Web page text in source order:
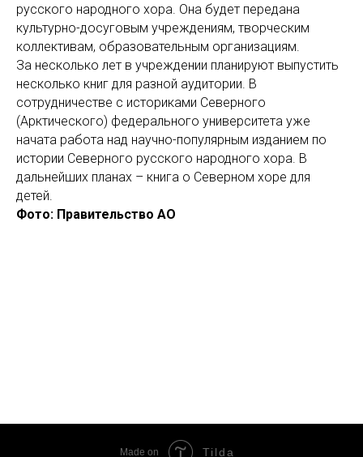
русского народного хора. Она будет передана
культурно-досуговым учреждениям, творческим
коллективам, образовательным организациям.
За несколько лет в учреждении планируют выпустить
несколько книг для разной аудитории. В
сотрудничестве с историками Северного
(Арктического) федерального университета уже
начата работа над научно-популярным изданием по
истории Северного русского народного хора. В
дальнейших планах – книга о Северном хоре для
детей.
Фото: Правительство АО
Made on Tilda